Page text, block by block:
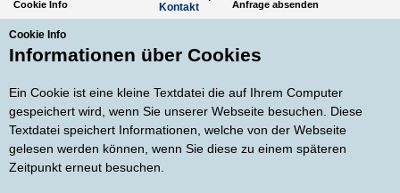
Cookie Info
Kontakt
Anfrage absenden
Cookie Info
Informationen über Cookies
Ein Cookie ist eine kleine Textdatei die auf Ihrem Computer
gespeichert wird, wenn Sie unserer Webseite besuchen. Diese
Textdatei speichert Informationen, welche von der Webseite
gelesen werden können, wenn Sie diese zu einem späteren
Zeitpunkt erneut besuchen.